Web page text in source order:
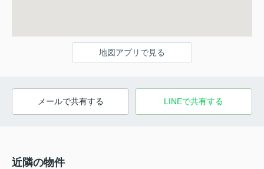
地図アプリで見る
メールで共有する LINEで共有する
近隣の物件